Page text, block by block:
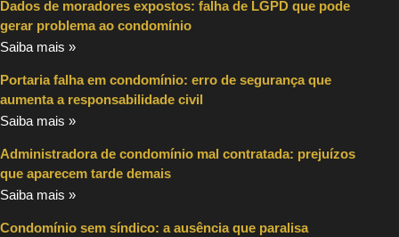
Dados de moradores expostos: falha de LGPD que pode
gerar problema ao condomínio
Saiba mais »
Portaria falha em condomínio: erro de segurança que
aumenta a responsabilidade civil
Saiba mais »
Administradora de condomínio mal contratada: prejuízos
que aparecem tarde demais
Saiba mais »
Condomínio sem síndico: a ausência que paralisa